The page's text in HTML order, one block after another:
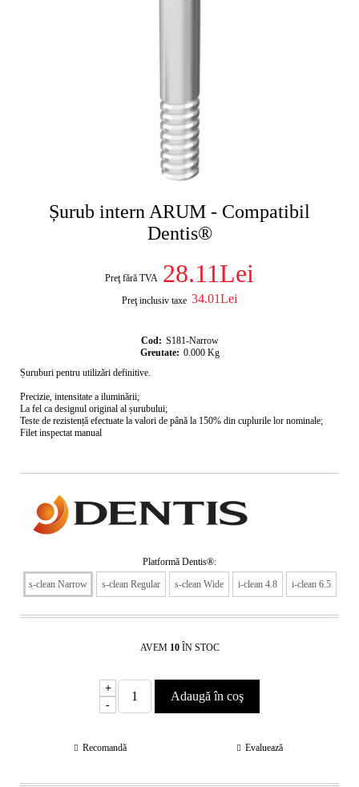
Șurub intern ARUM - Compatibil
Dentis®
Preţ fără TVA 28.11Lei
Preţ inclusiv taxe 34.01Lei
Cod: S181-Narrow
Greutate: 0.000 Kg
Șuruburi pentru utilizări definitive.
Precizie, intensitate a iluminării;
La fel ca designul original al șurubului;
Teste de rezistență efectuate la valori de până la 150% din cuplurile lor nominale;
Filet inspectat manual
Platformă Dentis®:
s-clean Narrow
s-clean Regular s-clean Wide i-clean 4.8 i-clean 6.5
AVEM 10 ÎN STOC
+
-
Recomandă Evaluează